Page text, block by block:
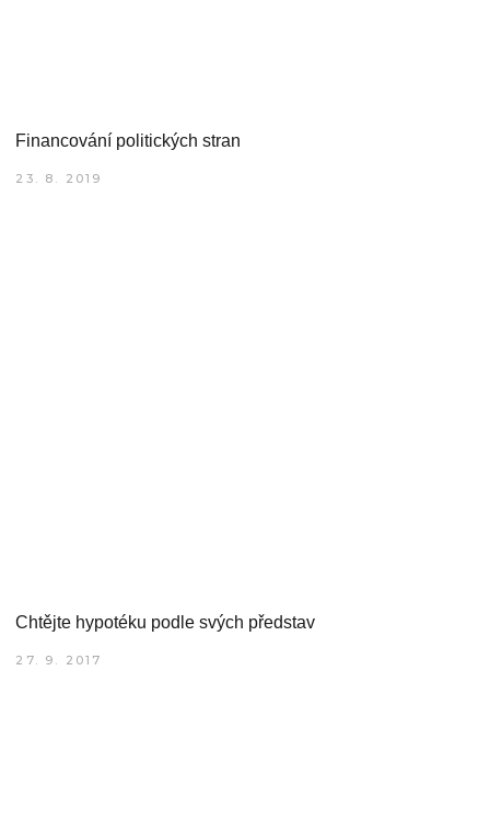
Financování politických stran
23. 8. 2019
Chtějte hypotéku podle svých představ
27. 9. 2017